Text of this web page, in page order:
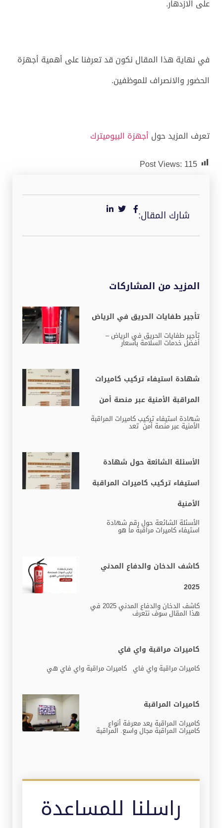
على الازدهار.
في نهاية هذا المقال نكون قد تعرفنا على أهمية أجهزة
الحضور والانصراف للموظفين.
تعرف المزيد حول أجهزة البيوميترك
Post Views: 115
شارك المقال:
المزيد من المشاركات
تأجير طفايات الحريق في الرياض
تأجير طفايات الحريق في الرياض –
أفضل خدمات السلامة بأسعار
شهادة استيفاء تركيب كاميرات
المراقبة الأمنية عبر منصة أمن
شهادة استيفاء تركيب كاميرات المراقبة
الأمنية عبر منصة أمن تعد
الأسئلة الشائعة حول شهادة
استيفاء تركيب كاميرات المراقبة
الأمنية
الأسئلة الشائعة حول رقم شهادة
استيفاء كاميرات مراقبة ما هو
كاشف الدخان والدفاع المدني
2025
كاشف الدخان والدفاع المدني 2025 في
هذا المقال سوف نتعرف
كاميرات مراقبة واي فاي
كاميرات مراقبة واي فاي كاميرات مراقبة واي فاي هي
كاميرات المراقبة
كاميرات المراقبة يعد معرفة أنواع
كاميرات المراقبة مجال واسع. المراقبة
راسلنا للمساعدة